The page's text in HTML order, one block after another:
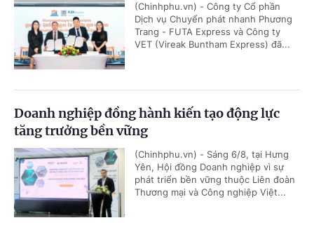
(Chinhphu.vn) - Công ty Cổ phần
Dịch vụ Chuyển phát nhanh Phương
Trang - FUTA Express và Công ty
VET (Vireak Buntham Express) đã...
Doanh nghiệp đồng hành kiến tạo động lực
tăng trưởng bền vững
(Chinhphu.vn) - Sáng 6/8, tại Hưng
Yên, Hội đồng Doanh nghiệp vì sự
phát triển bền vững thuộc Liên đoàn
Thương mại và Công nghiệp Việt...